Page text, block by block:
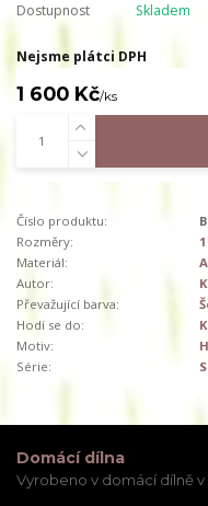
Dostupnost Skladem
Nejsme plátci DPH
1 600 Kč/ks
Číslo produktu:
Rozměry:
Materiál:
Autor:
Převažující barva:
Hodí se do:
Motiv:
Série:
Domácí dílna
Vyrobeno v domácí dílně v